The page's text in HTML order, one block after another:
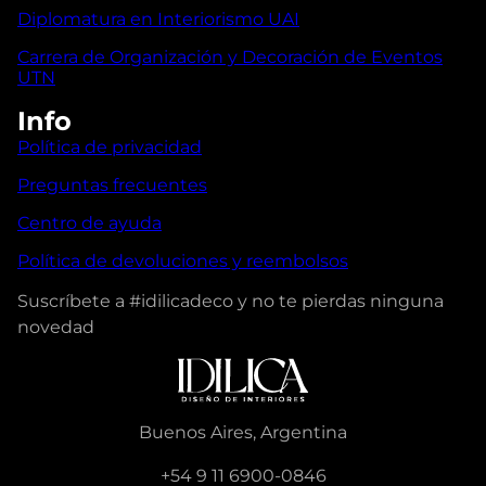
Diplomatura en Interiorismo UAI
Carrera de Organización y Decoración de Eventos
UTN
Info
Política de privacidad
Preguntas frecuentes
Centro de ayuda
Política de devoluciones y reembolsos
Suscríbete a #idilicadeco y no te pierdas ninguna
novedad
Buenos Aires, Argentina
+54 9 11 6900-0846